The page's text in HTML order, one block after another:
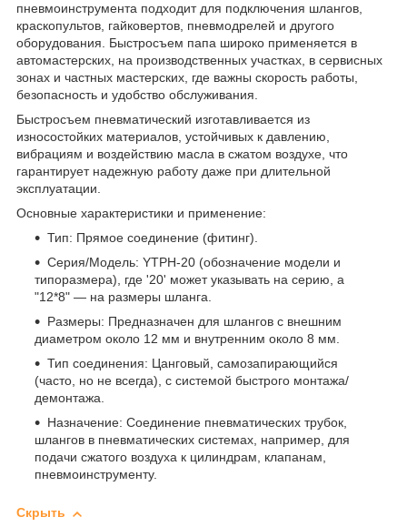
пневмоинструмента подходит для подключения шлангов,
краскопультов, гайковертов, пневмодрелей и другого
оборудования. Быстросъем папа широко применяется в
автомастерских, на производственных участках, в сервисных
зонах и частных мастерских, где важны скорость работы,
безопасность и удобство обслуживания.
Быстросъем пневматический изготавливается из
износостойких материалов, устойчивых к давлению,
вибрациям и воздействию масла в сжатом воздухе, что
гарантирует надежную работу даже при длительной
эксплуатации.
Основные характеристики и применение:
Тип: Прямое соединение (фитинг).
Серия/Модель: YTPH-20 (обозначение модели и
типоразмера), где '20' может указывать на серию, а
"12*8" — на размеры шланга.
Размеры: Предназначен для шлангов с внешним
диаметром около 12 мм и внутренним около 8 мм.
Тип соединения: Цанговый, самозапирающийся
(часто, но не всегда), с системой быстрого монтажа/
демонтажа.
Назначение: Соединение пневматических трубок,
шлангов в пневматических системах, например, для
подачи сжатого воздуха к цилиндрам, клапанам,
пневмоинструменту.
Скрыть